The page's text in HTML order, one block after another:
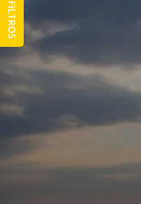
FILTROS